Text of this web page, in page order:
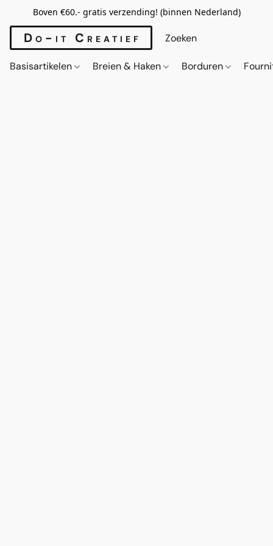
Boven €60.- gratis verzending! (binnen Nederland)
Do-it Creatief
Basisartikelen Breien & Haken Borduren